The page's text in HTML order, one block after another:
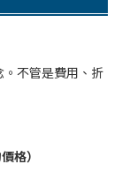
。不管是費用、折
格）